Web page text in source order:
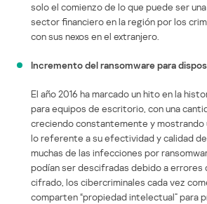
solo el comienzo de lo que puede ser
sector financiero en la región por los
con sus nexos en el extranjero.
Incremento del ransomware para
El año 2016 ha marcado un hito en la
para equipos de escritorio, con una
creciendo constantemente y mostrando
lo referente a su efectividad y calidad
muchas de las infecciones por
podían ser descifradas debido a errores
cifrado, los cibercriminales cada vez
comparten “propiedad intelectual” para